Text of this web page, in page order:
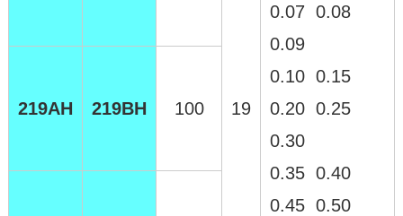
19
0.07 0.08
0.09
0.10 0.15
0.20 0.25
0.30
0.35 0.40
0.45 0.50
219AH 219BH 100